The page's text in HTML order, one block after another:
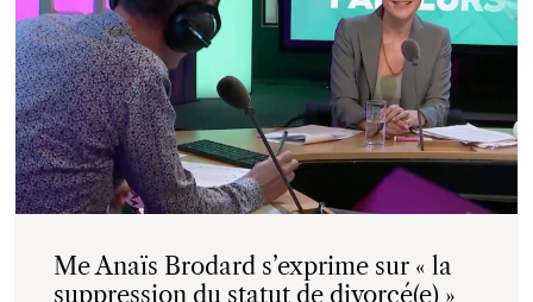
Me Anaïs Brodard s’exprime sur « la
suppression du statut de divorcé(e) »